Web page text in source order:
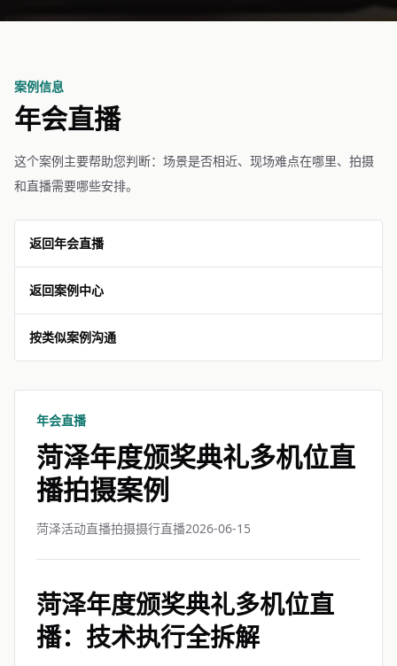
案例信息
年会直播
这个案例主要帮助您判断：场景是否相近、现场难点在哪里、拍摄
和直播需要哪些安排。
返回年会直播
返回案例中心
按类似案例沟通
年会直播
菏泽年度颁奖典礼多机位直
播拍摄案例
菏泽活动直播拍摄摄行直播2026-06-15
菏泽年度颁奖典礼多机位直
播：技术执行全拆解